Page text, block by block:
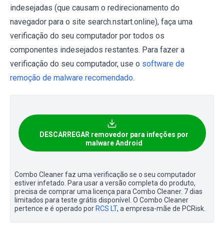
indesejadas (que causam o redirecionamento do
navegador para o site search.nstart.online), faça uma
verificação do seu computador por todos os
componentes indesejados restantes. Para fazer a
verificação do seu computador, use o software de
remoção de malware recomendado.
DESCARREGAR removedor para infeções por
malware Android
Combo Cleaner faz uma verificação se o seu computador
estiver infetado. Para usar a versão completa do produto,
precisa de comprar uma licença para Combo Cleaner. 7 dias
limitados para teste grátis disponível. O Combo Cleaner
pertence e é operado por RCS LT, a empresa-mãe de PCRisk.